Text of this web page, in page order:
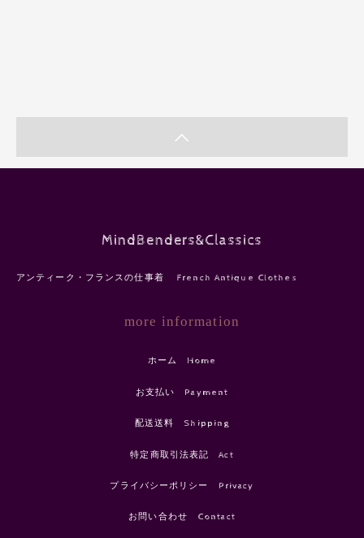
MindBenders&Classics
アンティーク・フランスの仕事着 French Antique Clothes
more information
ホーム Home
お支払い Payment
配送送料 Shipping
特定商取引法表記 Act
プライバシーポリシー Privacy
お問い合わせ Contact